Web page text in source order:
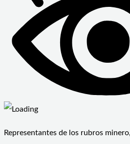
Representantes de los rubros